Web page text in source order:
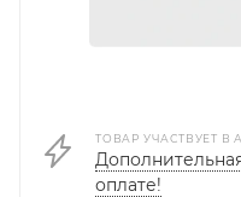
ТОВАР УЧАСТВУЕТ В
оплате!